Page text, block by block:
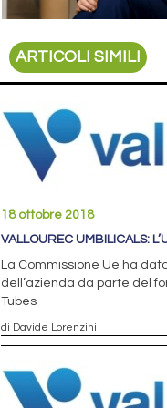
ARTICOLI SIMILI
18 ottobre 2018
VALLOUREC UMBILICALS:
La Commissione Ue ha
dell’azienda da parte del
Tubes
di Davide Lorenzini